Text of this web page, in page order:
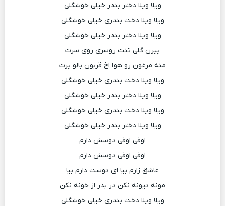
ویلا ویلا دختر بندر خیلی خوشگلی
ویلا ویلا دخت بندری خیلی خوشگلی
ویلا ویلا دختر بندر خیلی خوشگلی
پیرن گلی تنت روسری روی سرت
مثه مرغون رو هوا اخ قربون بالو پرت
ویلا ویلا دخت بندری خیلی خوشگلی
ویلا ویلا دختر بندر خیلی خوشگلی
ویلا ویلا دخت بندری خیلی خوشگلی
ویلا ویلا دختر بندر خیلی خوشگلی
اوفی اوفی دوسش دارم
اوفی اوفی دوسش دارم
عاشق زارم بیا ای دوست دارم بیا
مونه دیونه نکن در بدر از خونه نکن
ویلا ویلا دخت بندری خیلی خوشگلی